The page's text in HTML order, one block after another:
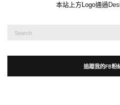
本站上方Logo通過
Search
追蹤我的FB粉